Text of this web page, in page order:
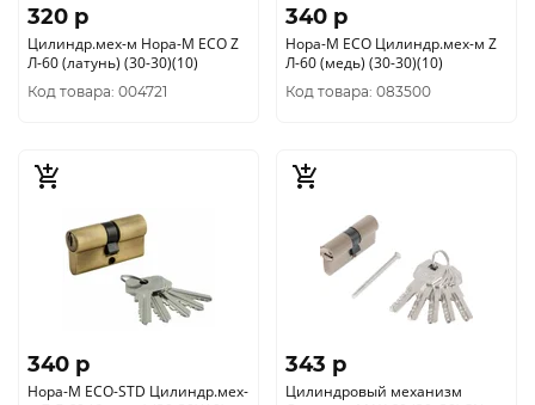
320 p
Цилиндр.мех-м Нора-М ЕСО Z
Л-60 (латунь) (30-30)(10)
Код товара: 004721
340 p
Нора-М ЕСО Цилиндр.мех-м Z
Л-60 (медь) (30-30)(10)
Код товара: 083500
340 p
Нора-М ЕСО-STD Цилиндр.мех-
343 p
Цилиндровый механизм